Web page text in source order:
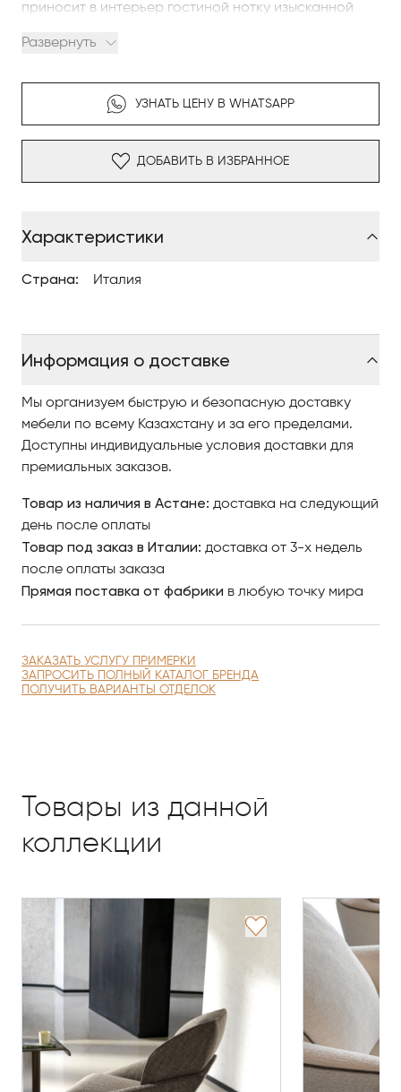
приносит в интерьер гостиной нотку изысканной
тщательно продуманным деталям, таким как
однотонном, так и в двухцветном варианте, а также
в сочетании ткани и кожи.
Дизайн: Federica Biasi. Модель доступна для
подбора отделок, материалов и конфигураций под
Развернуть
УЗНАТЬ ЦЕНУ В WHATSAPP
ДОБАВИТЬ В ИЗБРАННОЕ
Характеристики
Страна: Италия
Информация о доставке
Мы организуем быструю и безопасную доставку
мебели по всему Казахстану и за его пределами.
Доступны индивидуальные условия доставки для
премиальных заказов.
Товар из наличия в Астане: доставка на следующий
день после оплаты
Товар под заказ в Италии: доставка от 3-х недель
после оплаты заказа
Прямая поставка от фабрики в любую точку мира
ЗАКАЗАТЬ УСЛУГУ ПРИМЕРКИ
ЗАПРОСИТЬ ПОЛНЫЙ КАТАЛОГ БРЕНДА
ПОЛУЧИТЬ ВАРИАНТЫ ОТДЕЛОК
Товары из данной
коллекции